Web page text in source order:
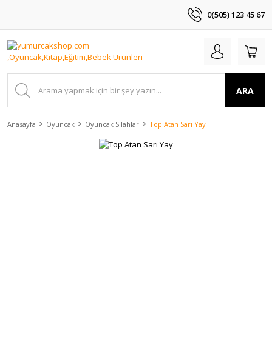
0(505) 123 45 67
ARA
Anasayfa Oyuncak Oyuncak Silahlar Top Atan Sarı Yay